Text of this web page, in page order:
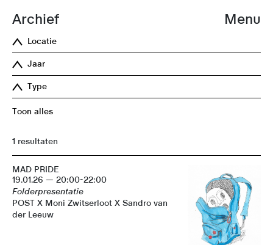
Menu
Archief
Locatie
Jaar
Type
Toon alles
1 resultaten
MAD PRIDE
19.01.26 — 20:00-22:00
Folderpresentatie
POST X Moni Zwitserloot X Sandro van
der Leeuw